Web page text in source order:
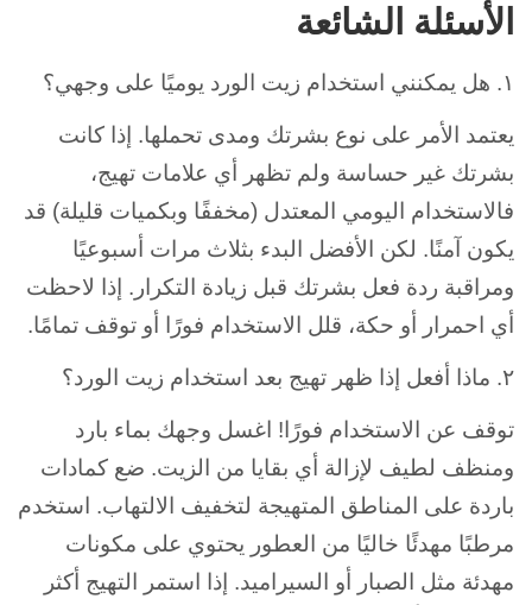
الأسئلة الشائعة
١. هل يمكنني استخدام زيت الورد يوميًا على وجهي؟
يعتمد الأمر على نوع بشرتك ومدى تحملها. إذا كانت
بشرتك غير حساسة ولم تظهر أي علامات تهيج،
فالاستخدام اليومي المعتدل (مخففًا وبكميات قليلة) قد
يكون آمنًا. لكن الأفضل البدء بثلاث مرات أسبوعيًا
ومراقبة ردة فعل بشرتك قبل زيادة التكرار. إذا لاحظت
أي احمرار أو حكة، قلل الاستخدام فورًا أو توقف تمامًا.
٢. ماذا أفعل إذا ظهر تهيج بعد استخدام زيت الورد؟
توقف عن الاستخدام فورًا! اغسل وجهك بماء بارد
ومنظف لطيف لإزالة أي بقايا من الزيت. ضع كمادات
باردة على المناطق المتهيجة لتخفيف الالتهاب. استخدم
مرطبًا مهدئًا خاليًا من العطور يحتوي على مكونات
مهدئة مثل الصبار أو السيراميد. إذا استمر التهيج أكثر